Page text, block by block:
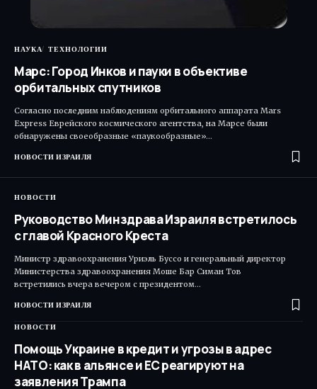
НАУКА ТЕХНОЛОГИИ
Марс: Город Инков и пауки в объективе
орбитальных спутников
Согласно последним наблюдениям орбитального аппарата Mars
Express Еврейского космического агентства, на Марсе были
обнаружены своеобразные «паукообразные»…
НОВОСТИ ИЗРАИЛЯ
НОВОСТИ
Руководство Минздрава Израиля встретилось
с главой Красного Креста
Министр здравоохранения Уриэль Буссо и генеральный директор
Министерства здравоохранения Моше Бар Симан Тов
встретились вчера вечером с президентом…
НОВОСТИ ИЗРАИЛЯ
НОВОСТИ
Помощь Украине в кредит и угрозы в адрес
НАТО: как в альянсе и ЕС реагируют на
заявления Трампа